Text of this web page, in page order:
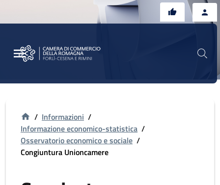
/ Informazioni /
Informazione economico-statistica /
Osservatorio economico e sociale /
Congiuntura Unioncamere